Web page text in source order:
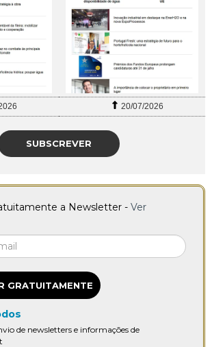
20/07/2026
SUBSCREVER
a Newsletter - Ver
GRATUITAMENTE
de newsletters e informações de